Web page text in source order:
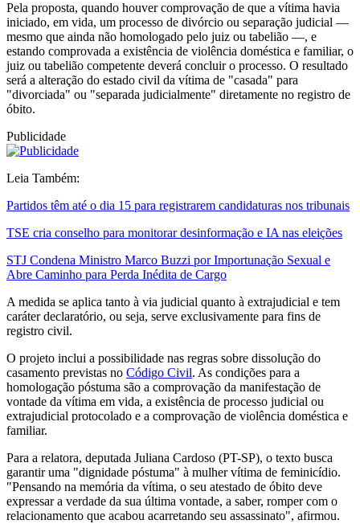
Pela proposta, quando houver comprovação de que a vítima havia
iniciado, em vida, um processo de divórcio ou separação judicial —
mesmo que ainda não homologado pelo juiz ou tabelião —, e
estando comprovada a existência de violência doméstica e familiar, o
juiz ou tabelião competente deverá concluir o processo. O resultado
será a alteração do estado civil da vítima de "casada" para
"divorciada" ou "separada judicialmente" diretamente no registro de
óbito.
Publicidade
Leia Também:
Partidos têm até o dia 15 para registrarem candidaturas nos tribunais
TSE cria conselho para monitorar desinformação e IA nas eleições
STJ Condena Ministro Marco Buzzi por Importunação Sexual e
Abre Caminho para Perda Inédita de Cargo
A medida se aplica tanto à via judicial quanto à extrajudicial e tem
caráter declaratório, ou seja, serve exclusivamente para fins de
registro civil.
O projeto inclui a possibilidade nas regras sobre dissolução do
casamento previstas no Código Civil. As condições para a
homologação póstuma são a comprovação da manifestação de
vontade da vítima em vida, a existência de processo judicial ou
extrajudicial protocolado e a comprovação de violência doméstica e
familiar.
Para a relatora, deputada Juliana Cardoso (PT-SP), o texto busca
garantir uma "dignidade póstuma" à mulher vítima de feminicídio.
"Pensando na memória da vítima, o seu atestado de óbito deve
expressar a verdade da sua última vontade, a saber, romper com o
relacionamento que acabou acarretando seu assassinato", afirmou.